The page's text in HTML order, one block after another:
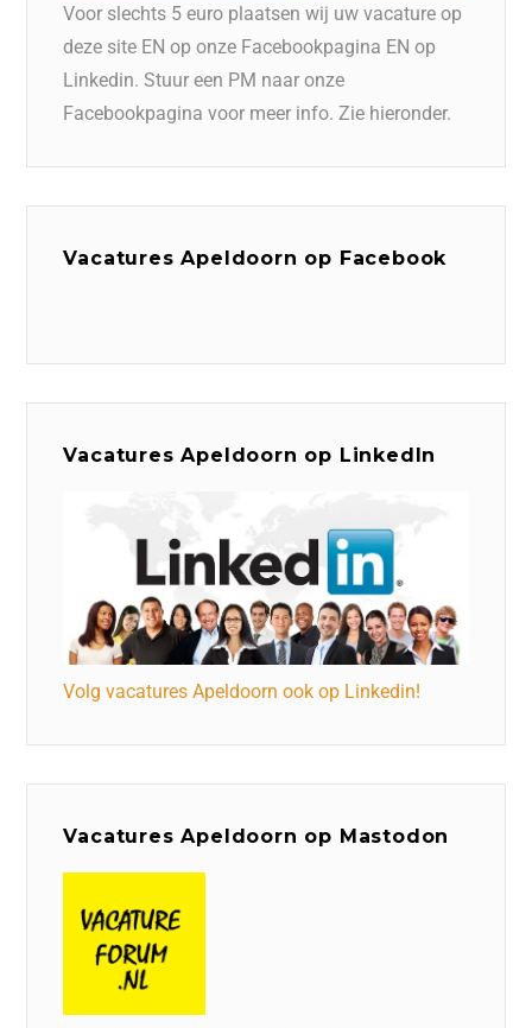
Voor slechts 5 euro plaatsen wij uw vacature op
deze site EN op onze Facebookpagina EN op
Linkedin. Stuur een PM naar onze
Facebookpagina voor meer info. Zie hieronder.
Vacatures Apeldoorn op Facebook
Vacatures Apeldoorn op LinkedIn
Volg vacatures Apeldoorn ook op Linkedin!
Vacatures Apeldoorn op Mastodon